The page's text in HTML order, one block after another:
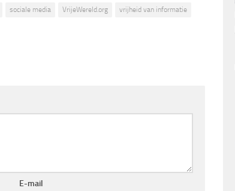
sociale media VrijeWereld.org
vrijheid van informatie
E-mail